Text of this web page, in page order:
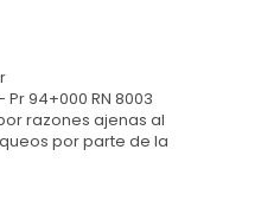
94+000 RN 8003
razones ajenas al
por parte de la